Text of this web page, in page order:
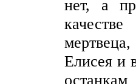
нет, а
Елисея и